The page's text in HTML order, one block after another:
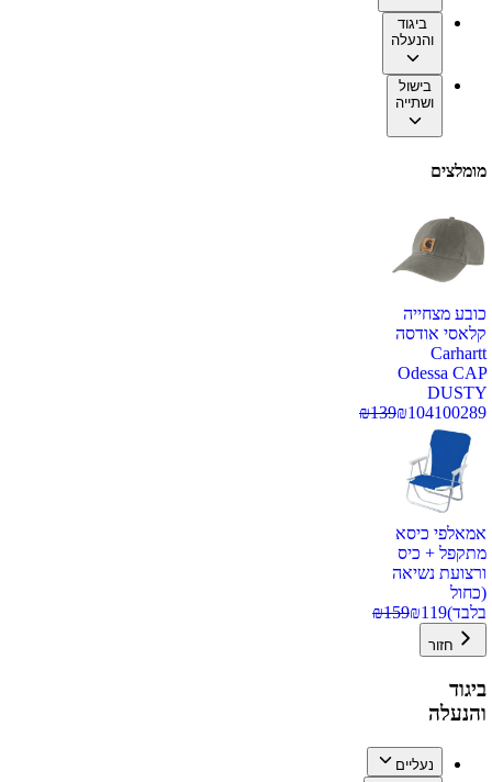
ביגוד
והנעלה
בישול
ושתייה
מומלצים
כובע מצחייה
קלאסי אודסה
Carhartt
Odessa CAP
DUSTY
100289
₪104
₪139
אמאלפי כיסא
מתקפל + כיס
ורצועת נשיאה
(כחול
בלבד)
₪119
₪159
חזור
ביגוד
והנעלה
נעליים